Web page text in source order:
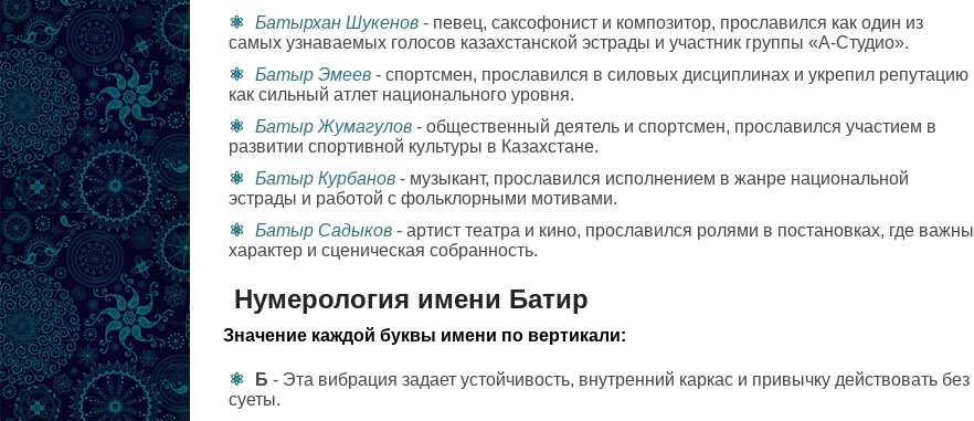
Батырхан Шукенов - певец, саксофонист и композитор, прославился как один из
самых узнаваемых голосов казахстанской эстрады и участник группы «А-Студио».
Батыр Эмеев - спортсмен, прославился в силовых дисциплинах и укрепил репутацию
как сильный атлет национального уровня.
Батыр Жумагулов - общественный деятель и спортсмен, прославился участием в
развитии спортивной культуры в Казахстане.
Батыр Курбанов - музыкант, прославился исполнением в жанре национальной
эстрады и работой с фольклорными мотивами.
Батыр Садыков - артист театра и кино, прославился ролями в постановках, где важны
характер и сценическая собранность.
Нумерология имени Батир
Значение каждой буквы имени по вертикали:
Б - Эта вибрация задает устойчивость, внутренний каркас и привычку действовать без
суеты.